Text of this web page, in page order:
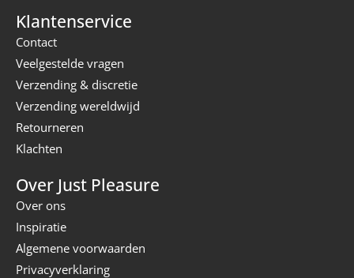
Klantenservice
Contact
Veelgestelde vragen
Verzending & discretie
Verzending wereldwijd
Retourneren
Klachten
Over Just Pleasure
Over ons
Inspiratie
Algemene voorwaarden
Privacyverklaring